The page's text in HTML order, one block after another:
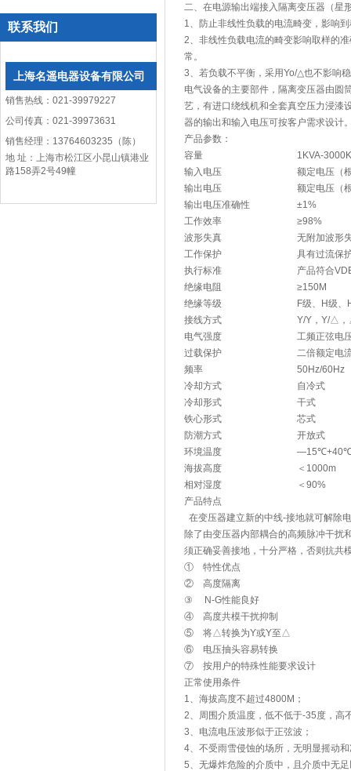
联系我们
上海名遥电器设备有限公司
销售热线：021-39979227
公司传真：021-39973631
销售经理：13764603235（陈）
地 址：上海市松江区小昆山镇港业
路158弄2号49幢
二、在电源输出端接入隔离变压器（星
1、防止非线性负载的电流畸变，影响
2、非线性负载电流的畸变影响取样的
常。
3、若负载不平衡，采用Yo/△也不影响
电气设备的主要部件，隔离变压器由圆
艺，有进口绕线机和全套真空压力浸漆
器的输出和输入电压可按客户需求设计
产品参数：
容量
1KVA-
输入电压
额定电压（
输出电压
额定电压（
输出电压准确性
±1%
工作效率
≥98%
波形失真
无附加波形
工作保护
具有过流保
执行标准
产品符合
绝缘电阻
≥150M
绝缘等级
F级、H级、
接线方式
Y/Y，Y/△
电气强度
工频正弦电
过载保护
二倍额定电
频率
50Hz/60Hz
冷却方式
自冷式
冷却形式
干式
铁心形式
芯式
防潮方式
开放式
环境温度
海拔高度
＜1000m
相对湿度
＜90%
产品特点
在变压器建立新的中线-接地就可解除
除了由变压器内部耦合的高频脉冲干扰
须正确妥善接地，十分严格，否则抗
① 特性优点
② 高度隔离
③ N-G性能良好
④ 高度共模干扰抑制
⑤ 将△转换为Y或Y至△
⑥ 电压抽头容易转换
⑦ 按用户的特殊性能要求设计
正常使用条件
1、海拔高度不超过4800M；
2、周围介质温度，低不低于-35度，高
3、电流电压波形似于正弦波；
4、不受雨雪侵蚀的场所，无明显摇动
5、无爆炸危险的介质中，且介质中无